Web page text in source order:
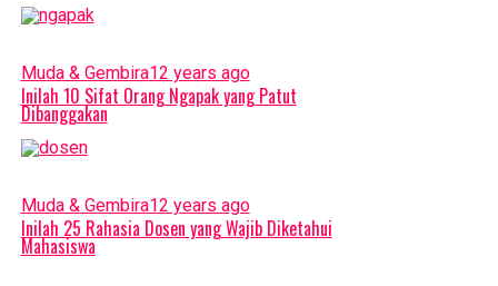
Muda & Gembira12 years ago
Inilah 10 Sifat Orang Ngapak yang Patut
Dibanggakan
Muda & Gembira12 years ago
Inilah 25 Rahasia Dosen yang Wajib Diketahui
Mahasiswa